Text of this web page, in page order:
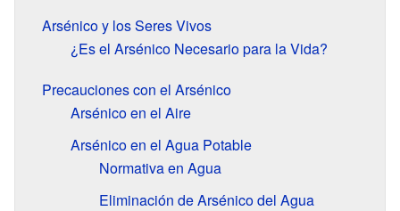
Arsénico y los Seres Vivos
¿Es el Arsénico Necesario para la Vida?
Precauciones con el Arsénico
Arsénico en el Aire
Arsénico en el Agua Potable
Normativa en Agua
Eliminación de Arsénico del Agua